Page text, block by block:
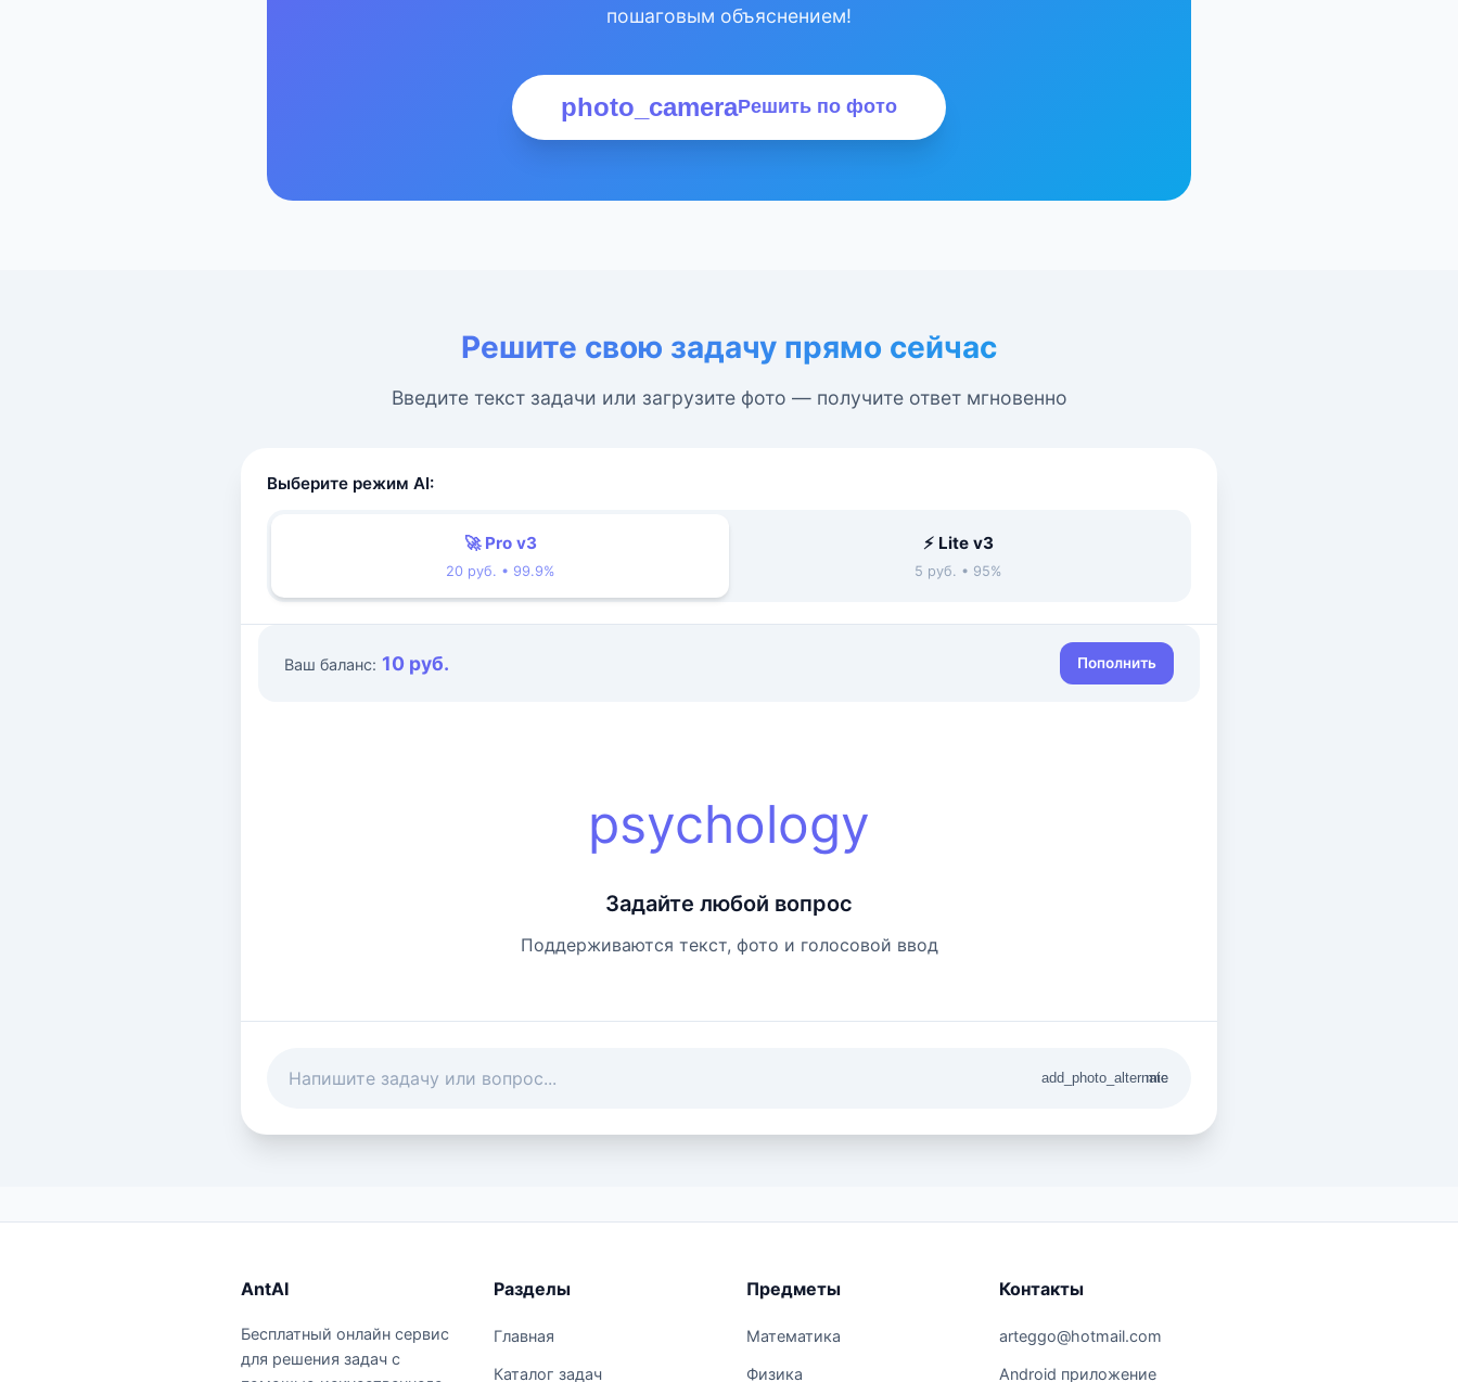
пошаговым объяснением!
photo_cameraРешить по фото
Решите свою задачу прямо сейчас
Введите текст задачи или загрузите фото — получите ответ мгновенно
Выберите режим AI:
🚀 Pro v3
20 руб. • 99.9%
⚡ Lite v3
5 руб. • 95%
Ваш баланс: 10 руб. Пополнить
psychology
Задайте любой вопрос
Поддерживаются текст, фото и голосовой ввод
add_photo_alternate
mic
AntAI
Бесплатный онлайн сервис
для решения задач с
Разделы
Главная
Каталог задач
Предметы
Математика
Физика
Контакты
arteggo@hotmail.com
Android приложение